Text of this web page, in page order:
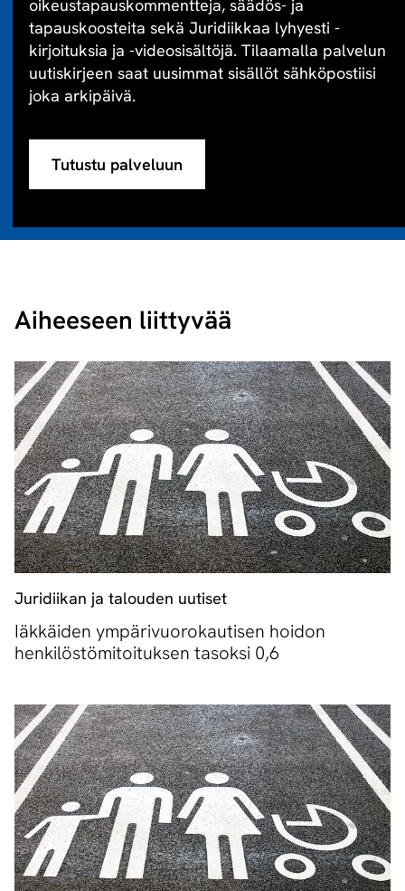
oikeustapauskommentteja, säädös- ja
tapauskoosteita sekä Juridiikkaa lyhyesti -
kirjoituksia ja -videosisältöjä. Tilaamalla palvelun
uutiskirjeen saat uusimmat sisällöt sähköpostiisi
joka arkipäivä.
Tutustu palveluun
Aiheeseen liittyvää
Juridiikan ja talouden uutiset
Iäkkäiden ympärivuorokautisen hoidon
henkilöstömitoituksen tasoksi 0,6